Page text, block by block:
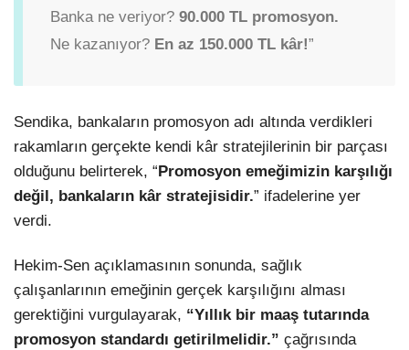
Banka ne veriyor? 90.000 TL promosyon.
Ne kazanıyor? En az 150.000 TL kâr!”
Sendika, bankaların promosyon adı altında verdikleri
rakamların gerçekte kendi kâr stratejilerinin bir parçası
olduğunu belirterek, “Promosyon emeğimizin karşılığı
değil, bankaların kâr stratejisidir.” ifadelerine yer
verdi.
Hekim-Sen açıklamasının sonunda, sağlık
çalışanlarının emeğinin gerçek karşılığını alması
gerektiğini vurgulayarak, “Yıllık bir maaş tutarında
promosyon standardı getirilmelidir.” çağrısında